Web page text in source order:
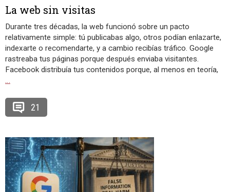
La web sin visitas
Durante tres décadas, la web funcionó sobre un pacto
relativamente simple: tú publicabas algo, otros podían enlazarte,
indexarte o recomendarte, y a cambio recibías tráfico. Google
rastreaba tus páginas porque después enviaba visitantes.
Facebook distribuía tus contenidos porque, al menos en teoría,
…
21